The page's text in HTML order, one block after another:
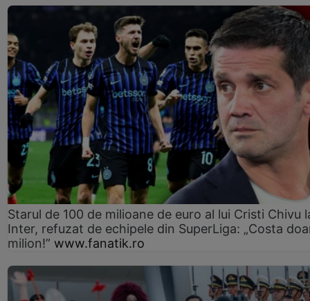
Starul de 100 de milioane de euro al lui Cristi Chivu
Inter, refuzat de echipele din SuperLiga: „Costa
milion!” www.fanatik.ro